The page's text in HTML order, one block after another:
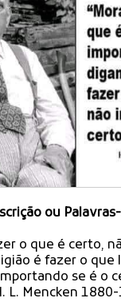
ou
o que é certo,
é fazer o que
se é o
L. Mencken